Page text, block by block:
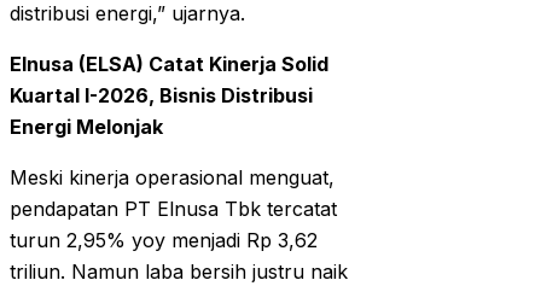
distribusi energi,” ujarnya.
Elnusa (ELSA) Catat Kinerja Solid
Kuartal I-2026, Bisnis Distribusi
Energi Melonjak
Meski kinerja operasional menguat,
pendapatan PT Elnusa Tbk tercatat
turun 2,95% yoy menjadi Rp 3,62
triliun. Namun laba bersih justru naik